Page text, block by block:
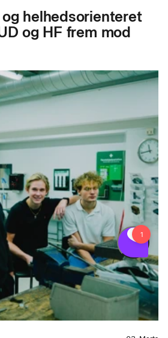
helhedsorienteret
og HF frem mod